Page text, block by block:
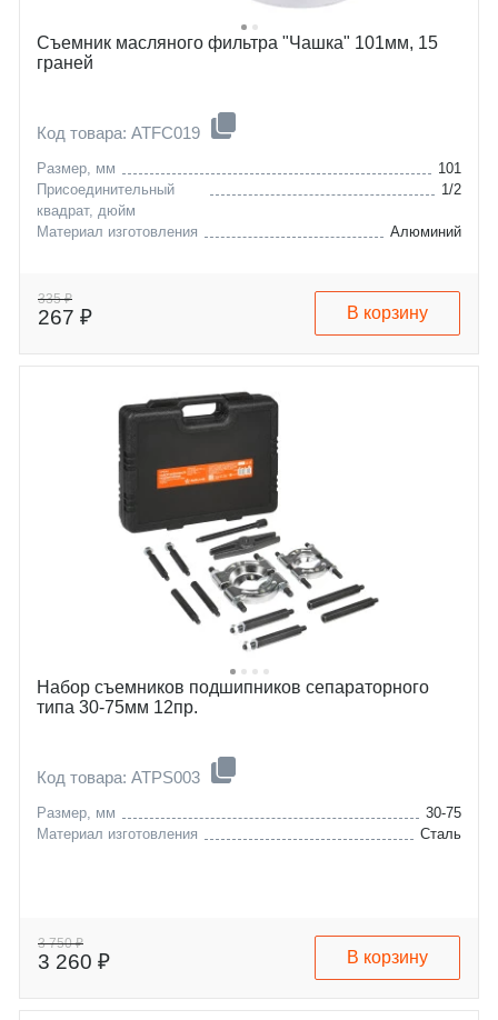
Съемник масляного фильтра "Чашка" 101мм, 15
граней
Код товара: ATFC019
Размер, мм
101
Присоединительный
квадрат, дюйм
1/2
Материал изготовления Алюминий
335 ₽
267 ₽ В корзину
Набор съемников подшипников сепараторного
типа 30-75мм 12пр.
Код товара: ATPS003
Размер, мм
30-75
Материал изготовления
Сталь
3 750 ₽
3 260 ₽ В корзину